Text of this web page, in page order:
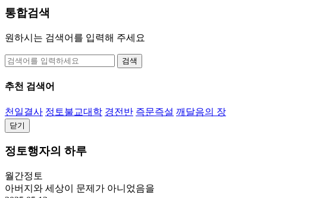
통합검색
원하시는 검색어를 입력해 주세요
검색
추천 검색어
천일결사 정토불교대학 경전반 즉문즉설 깨달음의 장
닫기
정토행자의 하루
월간정토
아버지와 세상이 문제가 아니었음을